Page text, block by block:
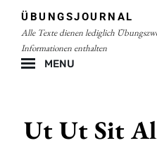
content
ÜBUNGSJOURNAL
Alle Texte dienen lediglich
Informationen enthalten
MENU
Ut Ut Sit